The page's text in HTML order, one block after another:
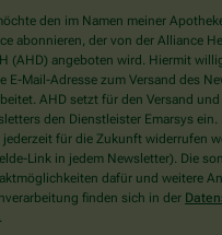
den im Namen meiner
abonnieren, der von der Alliance
(AHD) angeboten wird. Hiermit
E-Mail-Adresse zum Versand des
AHD setzt für den Versand
den Dienstleister Emarsys
jederzeit für die Zukunft widerrufen
Link in jedem Newsletter). Die
dafür und weitere
finden sich in der